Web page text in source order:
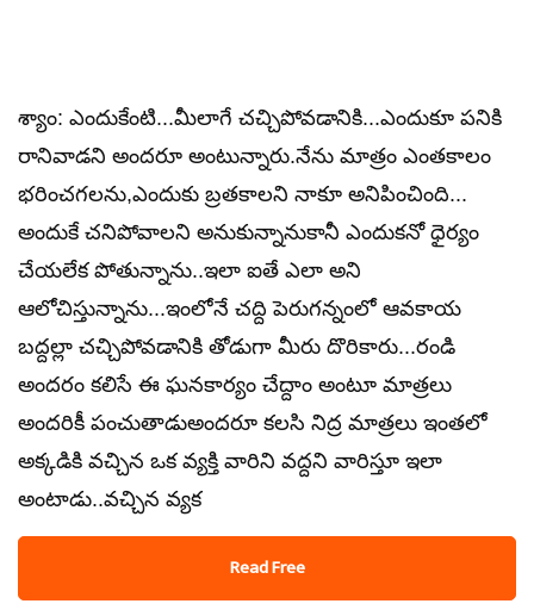
శ్యాం: ఎందుకేంటి...మీలాగే చచ్చిపోవడానికి...ఎందుకూ పనికి
రానివాడని అందరూ అంటున్నారు.నేను మాత్రం ఎంతకాలం
భరించగలను,ఎందుకు బ్రతకాలని నాకూ అనిపించింది...
అందుకే చనిపోవాలని అనుకున్నానుకానీ ఎందుకనో ధైర్యం
చేయలేక పోతున్నాను..ఇలా ఐతే ఎలా అని
ఆలోచిస్తున్నాను...ఇంలోనే చద్ది పెరుగన్నంలో ఆవకాయ
బద్దల్లా చచ్చిపోవడానికి తోడుగా మీరు దొరికారు...రండి
అందరం కలిసే ఈ ఘనకార్యం చేద్దాం అంటూ మాత్రలు
అందరికీ పంచుతాడుఅందరూ కలసి నిద్ర మాత్రలు ఇంతలో
అక్కడికి వచ్చిన ఒక వ్యక్తి వారిని వద్దని వారిస్తూ ఇలా
అంటాడు..వచ్చిన వ్యక
Read Free